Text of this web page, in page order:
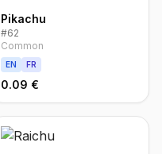
Pikachu
#62
Common
EN FR
0.09 €